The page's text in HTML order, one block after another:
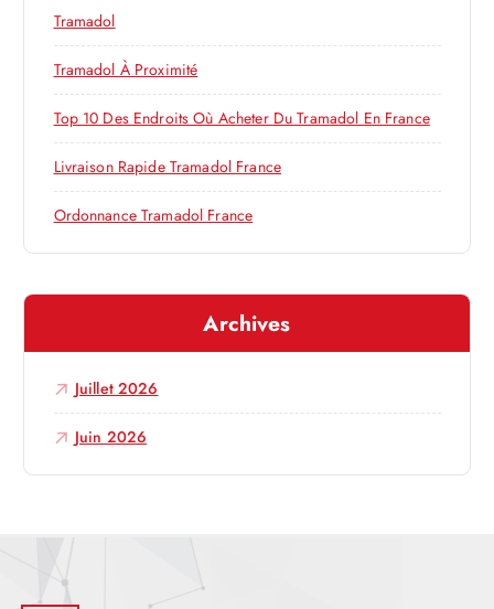
t
i
c
e
e
r
:
Tramadol
Tramadol À Proximité
Top 10 Des Endroits Où Acheter Du Tramadol En France
Livraison Rapide Tramadol France
Ordonnance Tramadol France
Archives
Juillet 2026
Juin 2026